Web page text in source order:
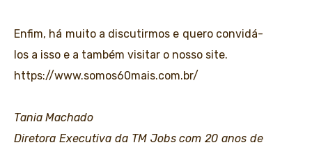
Enfim, há muito a discutirmos e quero convidá-
los a isso e a também visitar o nosso site.
https://www.somos60mais.com.br/
Tania Machado
Diretora Executiva da TM Jobscom 20 anos de